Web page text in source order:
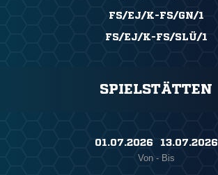
FS/EJ/K-FS/GN/1
FS/EJ/K-FS/SLÜ/1
SPIELSTÄTTEN
01.07.2026 ​ 13.07.2026
Von - Bis